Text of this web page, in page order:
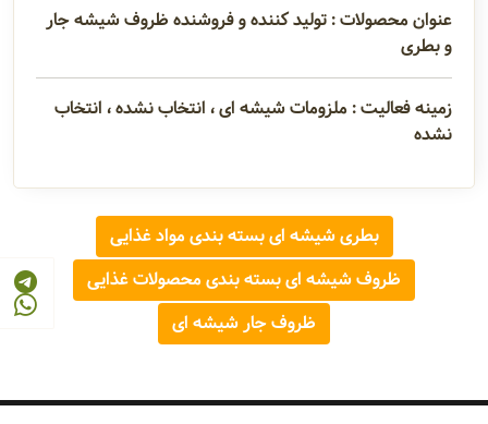
عنوان محصولات : تولید کننده و فروشنده ظروف شیشه جار
و بطری
زمینه فعالیت : ملزومات شیشه ای ، انتخاب نشده ، انتخاب
نشده
بطری شیشه ای بسته بندی مواد غذایی
ظروف شیشه ای بسته بندی محصولات غذایی
ظروف جار شیشه ای